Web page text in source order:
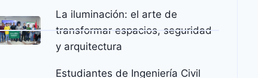
La iluminación: el arte de
transformar espacios, seguridad
y arquitectura
Estudiantes de Ingeniería Civil